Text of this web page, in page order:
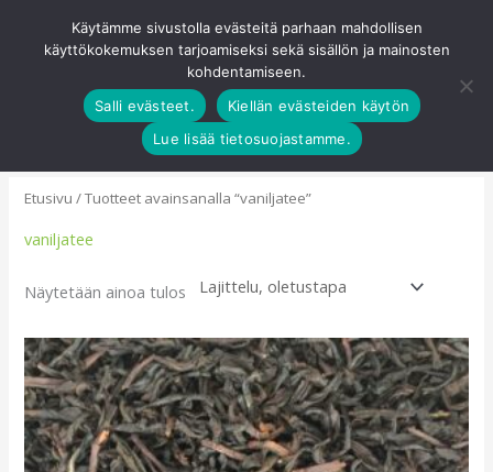
0
Etusivu / Tuotteet avainsanalla “vaniljatee”
vaniljatee
Näytetään ainoa tulos
Käytämme sivustolla evästeitä parhaan mahdollisen
käyttökokemuksen tarjoamiseksi sekä sisällön ja mainosten
kohdentamiseen.
Salli evästeet.
Kiellän evästeiden käytön
Lue lisää tietosuojastamme.